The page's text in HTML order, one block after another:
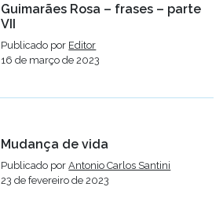
Guimarães Rosa – frases – parte
VII
Publicado por Editor
16 de março de 2023
Mudança de vida
Publicado porAntonio Carlos Santini
23 de fevereiro de 2023